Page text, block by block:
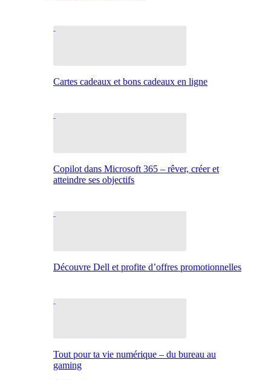
Cartes cadeaux et bons cadeaux en ligne
Copilot dans Microsoft 365 – rêver, créer et
atteindre ses objectifs
Découvre Dell et profite d’offres promotionnelles
Tout pour ta vie numérique – du bureau au
gaming